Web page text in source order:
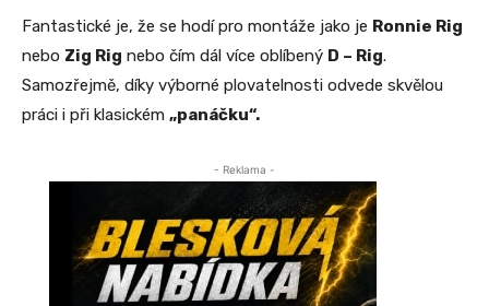
Fantastické je, že se hodí pro montáže jako je Ronnie Rig
nebo Zig Rig nebo čím dál více oblíbený D – Rig.
Samozřejmě, díky výborné plovatelnosti odvede skvělou
práci i při klasickém „panáčku“.
- Reklama -